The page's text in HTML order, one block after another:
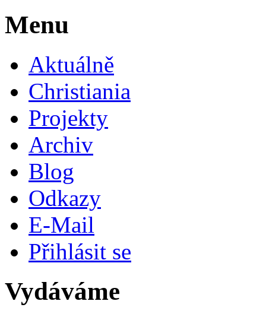
Menu
Aktuálně
Christiania
Projekty
Archiv
Blog
Odkazy
E-Mail
Přihlásit se
Vydáváme